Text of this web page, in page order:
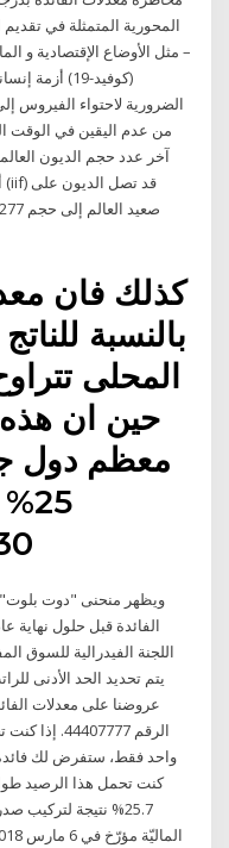
المحورية المتمثلة في
– مثل الأوضاع الإقتصادية و
(كوفيد-19)
الضرورية لاحتواء الفيروس
من عدم اليقين في الوقت
كذلك فان
بالنسبة
حين ان
معظم دول
30%.ان قضية
ويظهر منحنى "دوت بلوت"
يتم تحديد الحد الأدنى
عروضنا على معدلات
الرقم
كنت تحمل هذا الرصيد
25.7% نتيجة لتركيب